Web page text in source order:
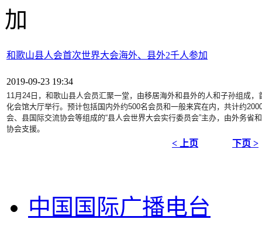
加
和歌山县人会首次世界大会海外、县外2千人参加
2019-09-23 19:34
11月24日，和歌山县人会员汇聚一堂， 由移居海外和县外的人和子孙组成，
化会馆大厅举行。 预计包括国内外约500名会员和一般来宾在内， 共计约
会、 县国际交流协会等组成的“县人会世界大会实行委员会”主办， 由外务省
协会支援。
< 上页 下页 >
中国国际广播电台